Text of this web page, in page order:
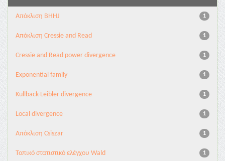
1
Aπόκλιση BHHJ
1
Aπόκλιση Cressie and Read
1
Cressie and Read power divergence
1
Exponential family
1
Kullback-Leibler divergence
1
Local divergence
1
Απόκλιση Csiszar
1
Τοπικό στατιστικό ελέγχου Wald